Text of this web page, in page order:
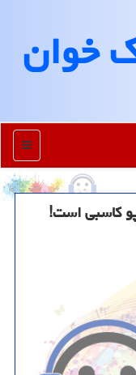
خوان
منو
کاسبی است!